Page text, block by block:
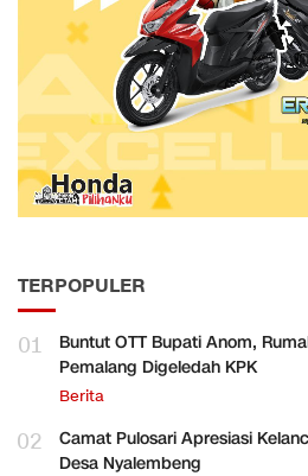
TERPOPULER
01
Buntut OTT Bupati Anom,
Pemalang Digeledah KPK
Berita
02
Camat Pulosari Apresiasi
Desa Nyalembeng